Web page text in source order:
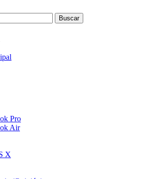
adictos a Apple
Pro
Air
X